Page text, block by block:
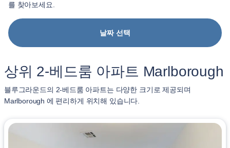
를 찾아보세요.
날짜 선택
상위 2-베드룸 아파트 Marlborough
블루그라운드의 2-베드룸 아파트는 다양한 크기로 제공되며
Marlborough 에 편리하게 위치해 있습니다.